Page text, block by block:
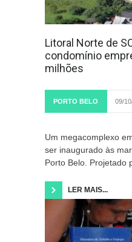
Litoral Norte de
condomínio
milhões
PORTO BELO 09/
Um megacomplexo
ser inaugurado às
Porto Belo. Projetado
LER MAIS...